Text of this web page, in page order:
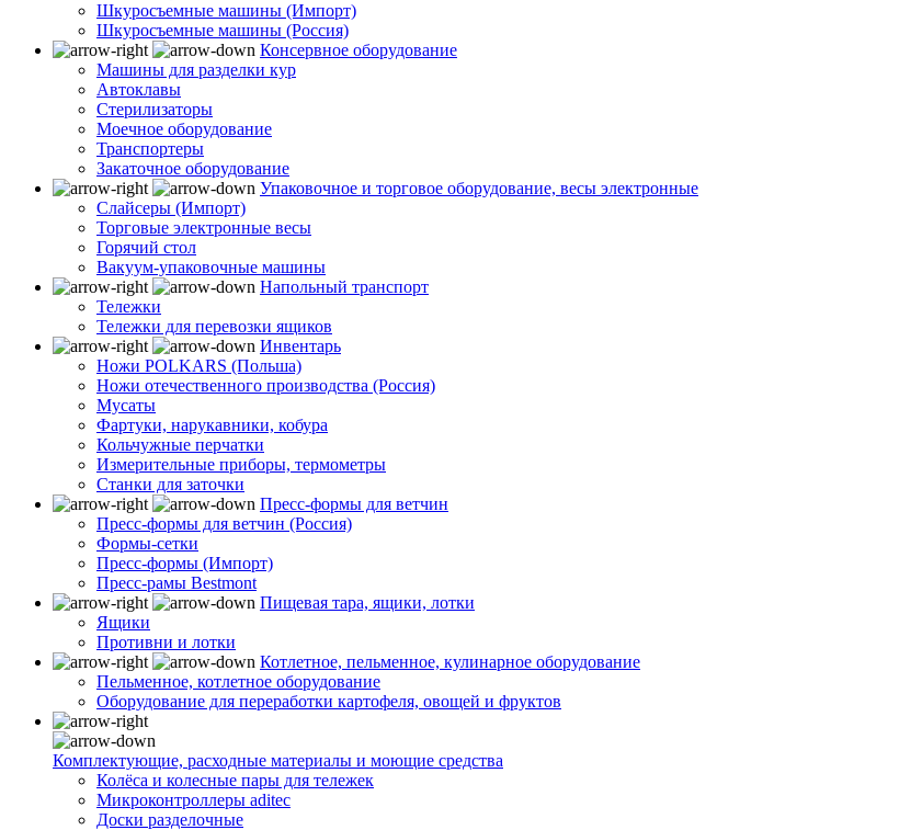
Шкуросъемные машины (Импорт)
Шкуросъемные машины (Россия)
Консервное оборудование
Машины для разделки кур
Автоклавы
Стерилизаторы
Моечное оборудование
Транспортеры
Закаточное оборудование
Упаковочное и торговое оборудование, весы электронные
Слайсеры (Импорт)
Торговые электронные весы
Горячий стол
Вакуум-упаковочные машины
Напольный транспорт
Тележки
Тележки для перевозки ящиков
Инвентарь
Ножи POLKARS (Польша)
Ножи отечественного производства (Россия)
Мусаты
Фартуки, нарукавники, кобура
Кольчужные перчатки
Измерительные приборы, термометры
Станки для заточки
Пресс-формы для ветчин
Пресс-формы для ветчин (Россия)
Формы-сетки
Пресс-формы (Импорт)
Пресс-рамы Bestmont
Пищевая тара, ящики, лотки
Ящики
Противни и лотки
Котлетное, пельменное, кулинарное оборудование
Пельменное, котлетное оборудование
Оборудование для переработки картофеля, овощей и фруктов
Комплектующие, расходные материалы и моющие средства
Колёса и колесные пары для тележек
Микроконтроллеры aditec
Доски разделочные